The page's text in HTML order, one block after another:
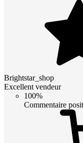
Brightstar_shop
Excellent vendeur
100%
Commentaire